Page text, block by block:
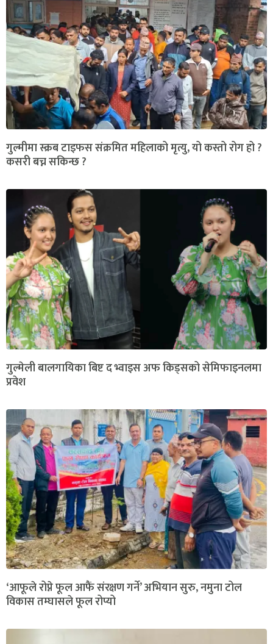
गुल्मीमा स्क्रब टाइफस संक्रमित महिलाको मृत्यु, यो कस्तो रोग हो ?
कसरी बच्न सकिन्छ ?
गुल्मेली बालगायिका बिष्ट द भ्वाइस अफ किड्सको सेमिफाइनलमा
प्रवेश
‘आफूले रोप्ने फूल आफैं संरक्षण गर्ने’ अभियान सुरु, नमुना टोल
विकास तम्घासले फूल रोप्यो